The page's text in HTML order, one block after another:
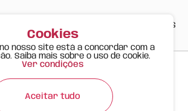
ES
> >
para Cão – Pato Selvagem com Apito
Cookies
nosso site está a concordar com a
Saiba mais sobre o uso de cookie.
Ver condições
Aceitar tudo